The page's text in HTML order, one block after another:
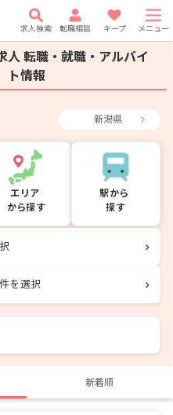
求人検索 転職相談 キープ メニュー
人 転職・就職・アルバイ
ト情報
新潟県
エリア
から探す
駅から
探す
を選択
新着順